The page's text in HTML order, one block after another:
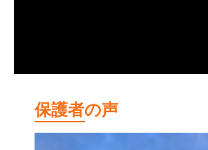
保護者の声